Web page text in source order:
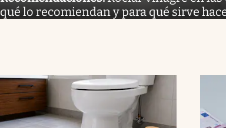
qué lo recomiendan y para qué sirve